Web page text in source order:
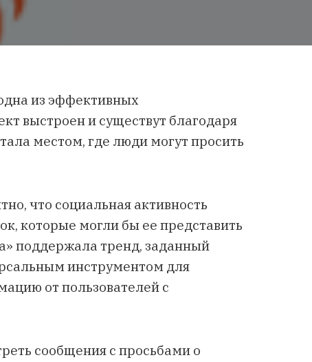
из эффективных
выстроен и существут благодаря
местом, где люди могут просить
что социальная активность
которые могли бы ее представить
поддержала тренд, заданный
инструментом для
от пользователей с
сообщения с просьбами о